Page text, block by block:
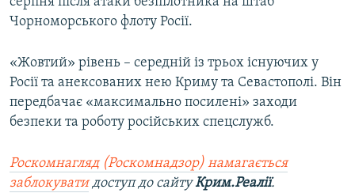
Чорноморського флоту Росії.
«Жовтий» рівень – середній із трьох існуючих у
Росії та анексованих нею Криму та Севастополі. Він
передбачає «максимально посилені» заходи
безпеки та роботу російських спецслужб.
Роскомнагляд (Роскомнадзор) намагається
заблокуватидоступ до сайтуКрим.Реалії.